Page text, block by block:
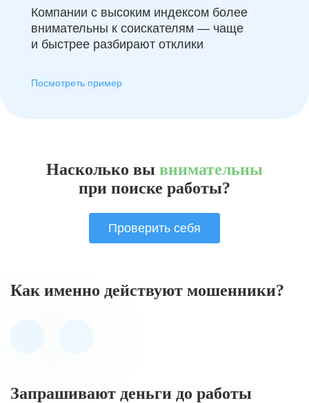
Компании с высоким индексом более
внимательны к соискателям — чаще
и быстрее разбирают отклики
Посмотреть пример
Насколько вы внимательны
при поиске работы?
Проверить себя
Как именно действуют мошенники?
Запрашивают деньги до работы